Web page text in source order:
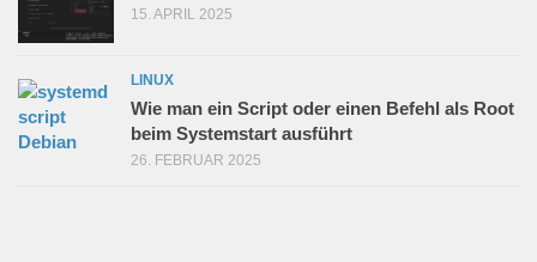
15. APRIL 2025
LINUX
Wie man ein Script oder einen Befehl als Root
beim Systemstart ausführt
26. FEBRUAR 2025